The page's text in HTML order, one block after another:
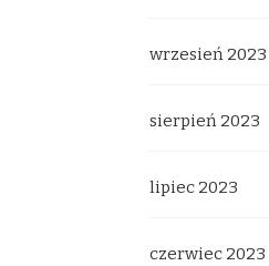
wrzesień 2023
sierpień 2023
lipiec 2023
czerwiec 2023